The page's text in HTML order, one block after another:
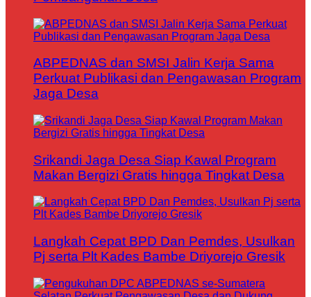
ABPEDNAS dan SMSI Jalin Kerja Sama
Perkuat Publikasi dan Pengawasan Program
Jaga Desa
Srikandi Jaga Desa Siap Kawal Program
Makan Bergizi Gratis hingga Tingkat Desa
Langkah Cepat BPD Dan Pemdes, Usulkan
Pj serta Plt Kades Bambe Driyorejo Gresik